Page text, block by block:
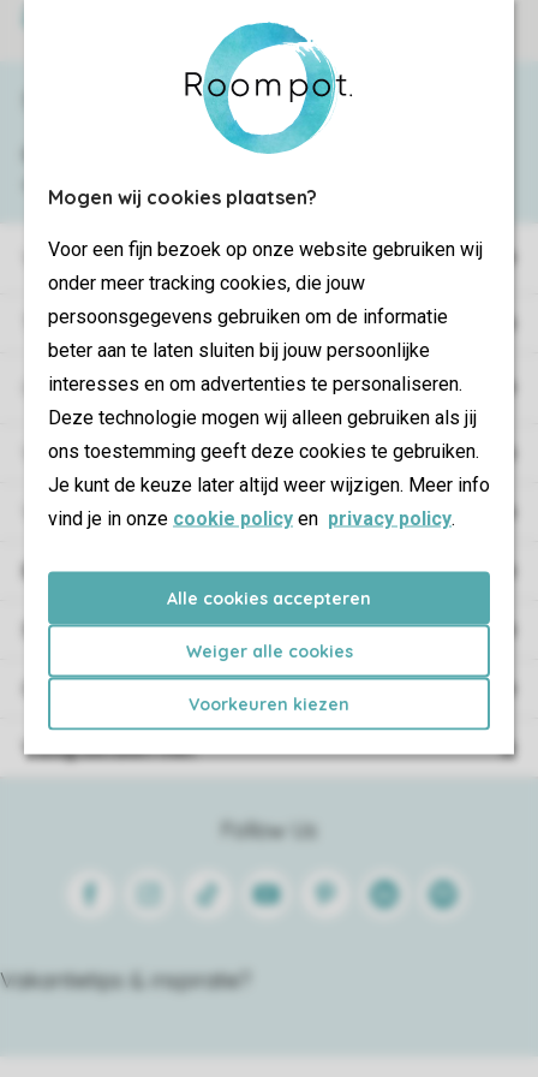
Mogen wij cookies plaatsen?
Voor een fijn bezoek op onze website gebruiken wij
onder meer tracking cookies, die jouw
persoonsgegevens gebruiken om de informatie
beter aan te laten sluiten bij jouw persoonlijke
interesses en om advertenties te personaliseren.
Deze technologie mogen wij alleen gebruiken als jij
ons toestemming geeft deze cookies te gebruiken.
Je kunt de keuze later altijd weer wijzigen. Meer info
vind je in onze cookie policy en privacy policy.
Alle cookies accepteren
Weiger alle cookies
Voorkeuren kiezen
Vakantieparken
Type vakantie
Campings
Vakantieverblijf
Verblijf
Service & contact
veelgestelde vragenof neem
Follow Us
FacebookInstagram
Tiktok Youtube PinterestLinkedinSpotify
Vakantietips & inspiratie?
Boekingsinformatie
Service
Over Roompot
Veilig betalen met